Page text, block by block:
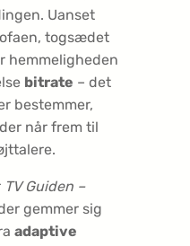
Uanset
togsædet
hemmeligheden
bitrate – det
bestemmer,
når frem til
TV Guiden –
gemmer sig
adaptive